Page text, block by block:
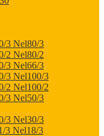
3 Nel80/3
2 Nel80/2
3 Nel66/3
3 Nel100/3
2 Nel100/2
3 Nel50/3
3 Nel30/3
3 Nel18/3